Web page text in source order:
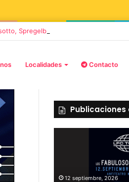
Spregelburd y Stefani
Localidades Contacto
12 septiembre, 2026